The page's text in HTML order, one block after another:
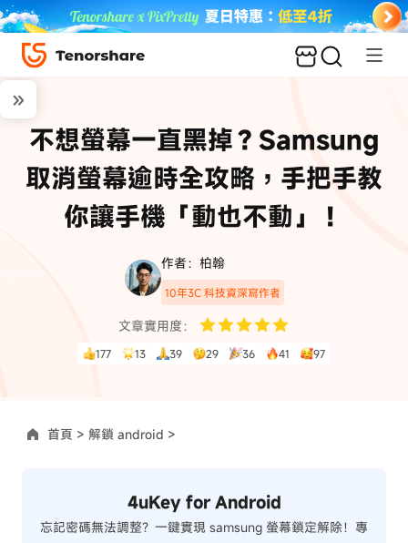
不想螢幕一直黑掉？Samsung
取消螢幕逾時全攻略，手把手教
你讓手機「動也不動」！
作者：柏翰
10年3C 科技資深寫作者
文章實用度：
177 13 39 29 36 41 97
首頁 > 解鎖 android >
4uKey for Android
忘記密碼無法調整？一鍵實現 samsung 螢幕鎖定解除！專